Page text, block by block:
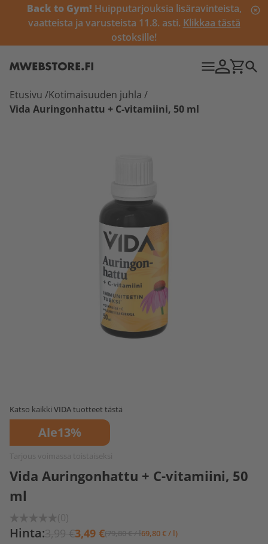
Back to Gym! Huipputarjouksia lisäravinteista,
vaatteista ja varusteista 11.8. asti. Klikkaa tästä
ostoksille!
Etusivu /Kotimaisuuden juhla /
Vida Auringonhattu + C-vitamiini, 50 ml
Katso kaikki VIDAtuotteet tästä
Ale13%
Tarjous voimassa toistaiseksi
Vida Auringonhattu + C-vitamiini, 50
ml
(0)
Hinta:3,99 €3,49 €(79,80 € / l69,80 € / l)